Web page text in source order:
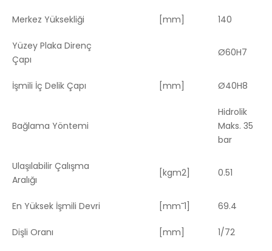
Merkez Yüksekliği [mm] 140
Yüzey Plaka Direnç
Çapı
Ø60H7
İşmili İç Delik Çapı [mm] Ø40H8
Bağlama Yöntemi
Hidrolik
Maks. 35
bar
Ulaşılabilir Çalışma
Aralığı
[kgm2] 0.51
En Yüksek İşmili Devri [mm¯1] 69.4
Dişli Oranı [mm] 1/72